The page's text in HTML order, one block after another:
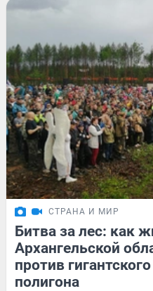
СТРАНА И МИР
Битва за лес: как
Архангельской
против
полигона